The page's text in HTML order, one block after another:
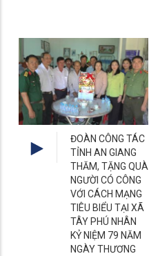
ĐOÀN CÔNG TÁC
TỈNH AN GIANG
THĂM, TẶNG QUÀ
NGƯỜI CÓ CÔNG
VỚI CÁCH MẠNG
TIÊU BIỂU TẠI XÃ
TÂY PHÚ NHÂN
KỶ NIỆM 79 NĂM
NGÀY THƯƠNG